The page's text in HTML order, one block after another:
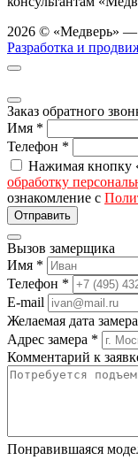
2026 © «Медверь» —
Разработка и
Заказ обратного
Имя *
Телефон *
Нажимая кнопку
обработку
ознакомление с
Вызов замерщика
Имя *
Телефон *
E-mail
Желаемая дата замера
Адрес замера *
Комментарий к
Понравившаяся